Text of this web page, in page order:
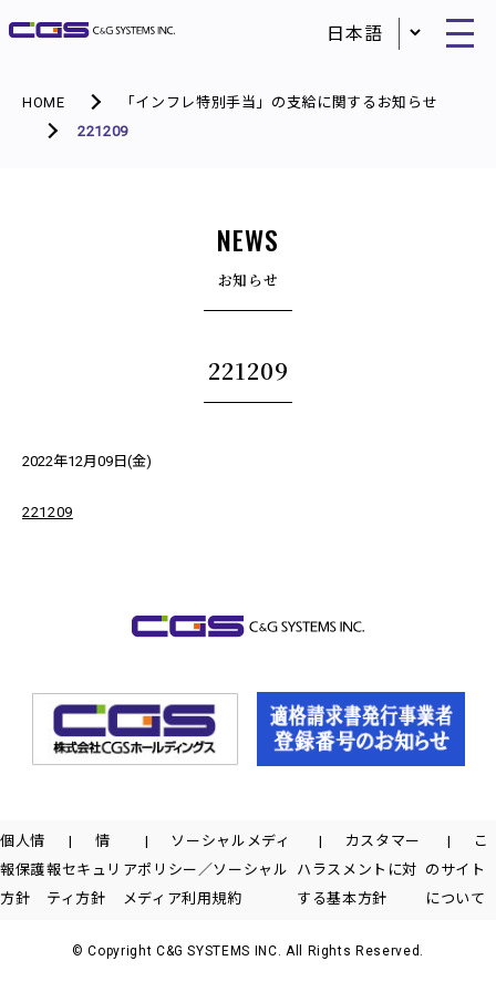
HOME
「インフレ特別手当」の支給に関するお知らせ
221209
NEWS
お知らせ
221209
2022年12月09日(金)
221209
個人情
報保護
方針
情
報セキュリ
ティ方針
ソーシャルメディ
アポリシー／ソーシャル
メディア利用規約
カスタマー
ハラスメントに対
する基本方針
こ
のサイト
について
© Copyright C&G SYSTEMS INC. All Rights Reserved.